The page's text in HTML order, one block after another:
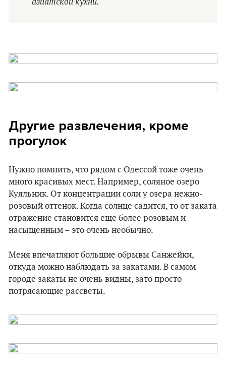
Другие развлечения, кроме
прогулок
Нужно помнить, что рядом с Одессой тоже очень
много красивых мест. Например, соляное озеро
Куяльник. От концентрации соли у озера нежно-
розовый оттенок. Когда солнце садится, то от заката
отражение становится еще более розовым и
насыщенным – это очень необычно.
Меня впечатляют большие обрывы Санжейки,
откуда можно наблюдать за закатами. В самом
городе закаты не очень видны, зато просто
потрясающие рассветы.